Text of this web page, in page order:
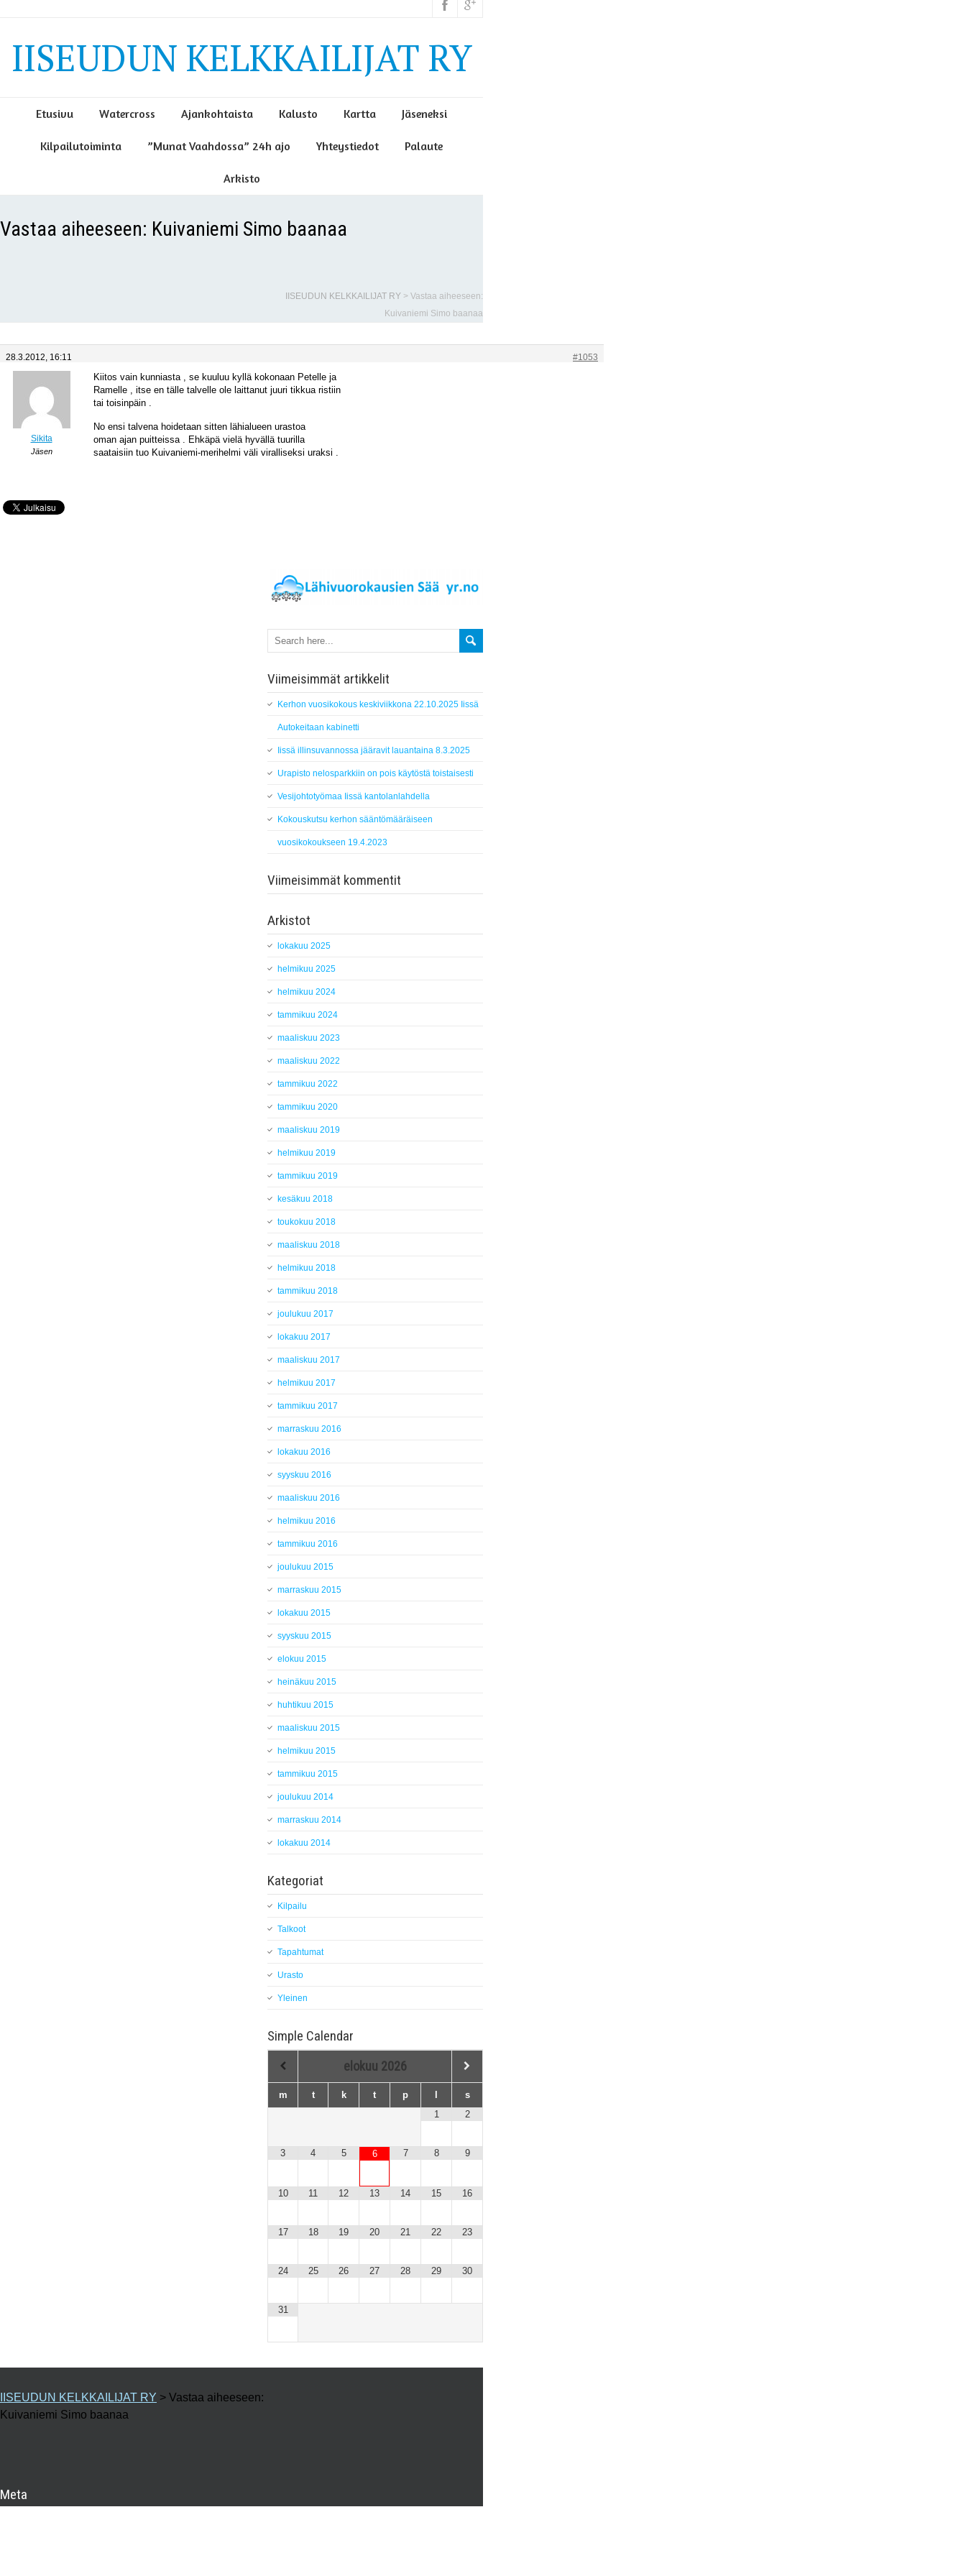
IISEUDUN KELKKAILIJAT RY
Etusivu Watercross Ajankohtaista Kalusto Kartta Jäseneksi
Kilpailutoiminta ”Munat Vaahdossa” 24h ajo Yhteystiedot Palaute
Arkisto
Vastaa aiheeseen: Kuivaniemi Simo baanaa
IISEUDUN KELKKAILIJAT RY > Vastaa aiheeseen:
Kuivaniemi Simo baanaa
28.3.2012, 16:11 #1053
Sikita
Jäsen
Kiitos vain kunniasta , se kuuluu kyllä kokonaan Petelle ja
Ramelle , itse en tälle talvelle ole laittanut juuri tikkua ristiin
tai toisinpäin .
No ensi talvena hoidetaan sitten lähialueen urastoa
oman ajan puitteissa . Ehkäpä vielä hyvällä tuurilla
saataisiin tuo Kuivaniemi-merihelmi väli viralliseksi uraksi .
Viimeisimmät artikkelit
Kerhon vuosikokous keskiviikkona 22.10.2025 Iissä
Autokeitaan kabinetti
Iissä illinsuvannossa jääravit lauantaina 8.3.2025
Urapisto nelosparkkiin on pois käytöstä toistaisesti
Vesijohtotyömaa Iissä kantolanlahdella
Kokouskutsu kerhon sääntömääräiseen
vuosikokoukseen 19.4.2023
Viimeisimmät kommentit
Arkistot
lokakuu 2025
helmikuu 2025
helmikuu 2024
tammikuu 2024
maaliskuu 2023
maaliskuu 2022
tammikuu 2022
tammikuu 2020
maaliskuu 2019
helmikuu 2019
tammikuu 2019
kesäkuu 2018
toukokuu 2018
maaliskuu 2018
helmikuu 2018
tammikuu 2018
joulukuu 2017
lokakuu 2017
maaliskuu 2017
helmikuu 2017
tammikuu 2017
marraskuu 2016
lokakuu 2016
syyskuu 2016
maaliskuu 2016
helmikuu 2016
tammikuu 2016
joulukuu 2015
marraskuu 2015
lokakuu 2015
syyskuu 2015
elokuu 2015
heinäkuu 2015
huhtikuu 2015
maaliskuu 2015
helmikuu 2015
tammikuu 2015
joulukuu 2014
marraskuu 2014
lokakuu 2014
Kategoriat
Kilpailu
Talkoot
Tapahtumat
Urasto
Yleinen
Simple Calendar
elokuu 2026
m t k t p
s
1
2
3 4 5 6 7 8 9
10 11 12 13 14 15 16
17 18 19 20 21 22 23
24 25 26 27 28 29 30
31
IISEUDUN KELKKAILIJAT RY > Vastaa aiheeseen:
Kuivaniemi Simo baanaa
Meta